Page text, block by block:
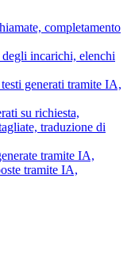
completamento
incarichi, elenchi
generati tramite IA,
su richiesta,
traduzione di
tramite IA,
tramite IA,